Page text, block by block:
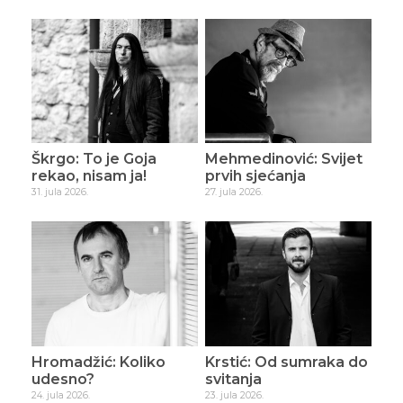
Škrgo: To je Goja
rekao, nisam ja!
31. jula 2026.
Mehmedinović: Svijet
prvih sjećanja
27. jula 2026.
Hromadžić: Koliko
udesno?
24. jula 2026.
Krstić: Od sumraka do
svitanja
23. jula 2026.